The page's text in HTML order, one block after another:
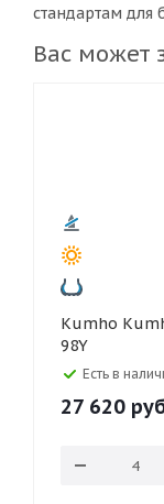
стандартам для
Вас может
Kumho Kumho 285/30 R19 PS72 Ecsta Sport S
98Y
Есть в
27 620